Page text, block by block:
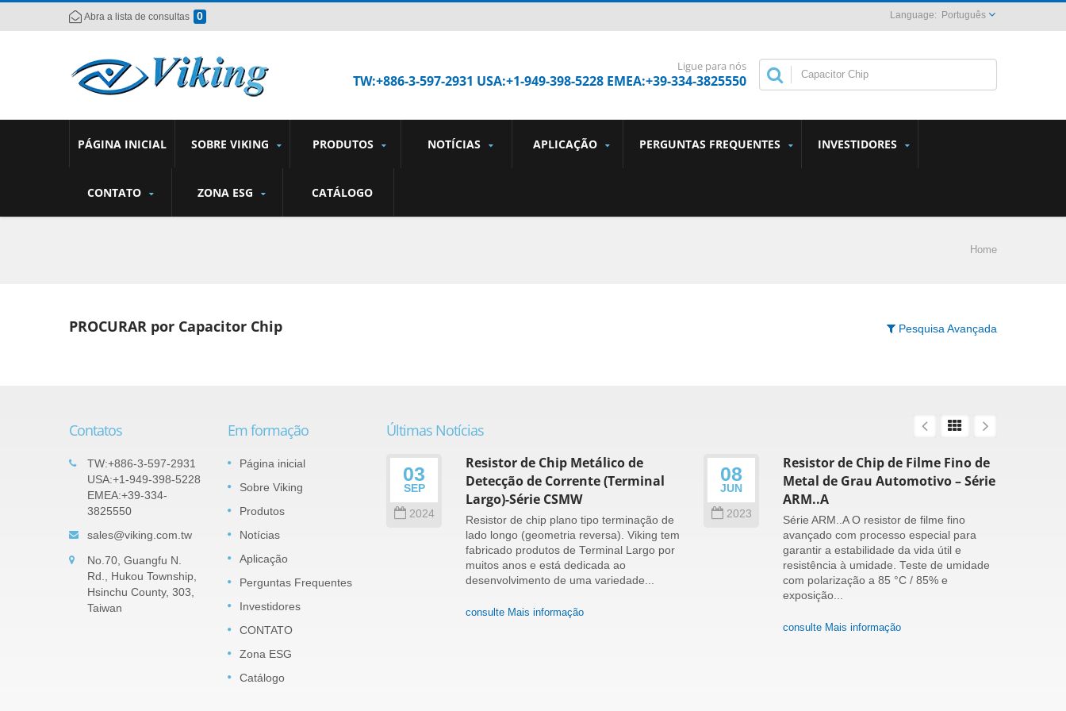
Abra a lista de consultas 0 Português
Ligue para nós
TW:+886-3-597-2931 USA:+1-949-398-5228 EMEA:+39-334-3825550
PÁGINA INICIAL SOBRE VIKING PRODUTOS NOTÍCIAS APLICAÇÃO PERGUNTAS FREQUENTES INVESTIDORES
CONTATO ZONA ESG CATÁLOGO
Home
PROCURAR por Capacitor Chip Pesquisa Avançada
Contatos
TW:+886-3-597-2931
USA:+1-949-398-5228
EMEA:+39-334-
3825550
sales@viking.com.tw
No.70, Guangfu N.
Rd., Hukou Township,
Hsinchu County, 303,
Taiwan
Em formação
Página inicial
Sobre Viking
Produtos
Notícias
Aplicação
Perguntas Frequentes
Investidores
CONTATO
Zona ESG
Catálogo
Últimas Notícias
05
SEP
2022
Produtos importantes: Resistor
de Chip de Precisão em Filme Fino
de Nitreto de Tântalo (TaN) - Série
O filme de TaN (nitreto de tântalo) é uma
camada de barreira de pentóxido de
tântalo impermeável à umidade que pode
resistir a alta umidade relativa. TaN é
muito mais robusto para...
consulte Mais informação
03
SEP
2024
Resistor de Chip Metálico de
Detecção de Corrente (Terminal
Largo)-Série CSMW
Resistor de chip plano tipo terminação de
lado longo (geometria reversa). Viking tem
fabricado produtos de Terminal Largo por
muitos anos e está dedicada ao
desenvolvimento de uma variedade...
consulte Mais informação
08
JUN
2023
Resistor de Chip de Filme Fino de
Metal de Grau Automotivo – Série
ARM..A
Série ARM..A O resistor de filme fino
avançado com processo especial para
garantir a estabilidade da vida útil e
resistência à umidade. Teste de umidade
com polarização a 85 °C / 85% e
exposição...
consulte Mais informação